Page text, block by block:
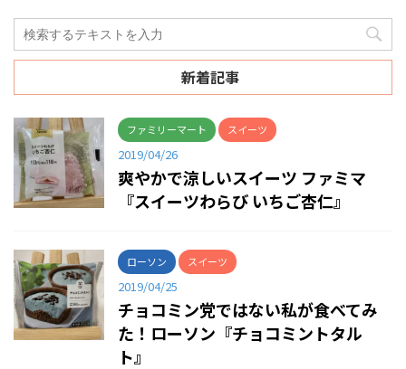
新着記事
ファミリーマート スイーツ
2019/04/26
爽やかで涼しいスイーツ ファミマ
『スイーツわらび いちご杏仁』
ローソン スイーツ
2019/04/25
チョコミン党ではない私が食べてみ
た！ローソン『チョコミントタル
ト』